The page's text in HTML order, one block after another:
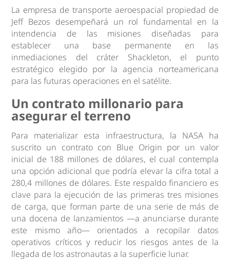
La empresa de transporte aeroespacial propiedad de
Jeff Bezos desempeñará un rol fundamental en la
intendencia de las misiones diseñadas para
establecer una base permanente en las
inmediaciones del cráter Shackleton, el punto
estratégico elegido por la agencia norteamericana
para las futuras operaciones en el satélite.
Un contrato millonario para
asegurar el terreno
Para materializar esta infraestructura, la NASA ha
suscrito un contrato con Blue Origin por un valor
inicial de 188 millones de dólares, el cual contempla
una opción adicional que podría elevar la cifra total a
280,4 millones de dólares. Este respaldo financiero es
clave para la ejecución de las primeras tres misiones
de carga, que forman parte de una serie de más de
una docena de lanzamientos —a anunciarse durante
este mismo año— orientados a recopilar datos
operativos críticos y reducir los riesgos antes de la
llegada de los astronautas a la superficie lunar.